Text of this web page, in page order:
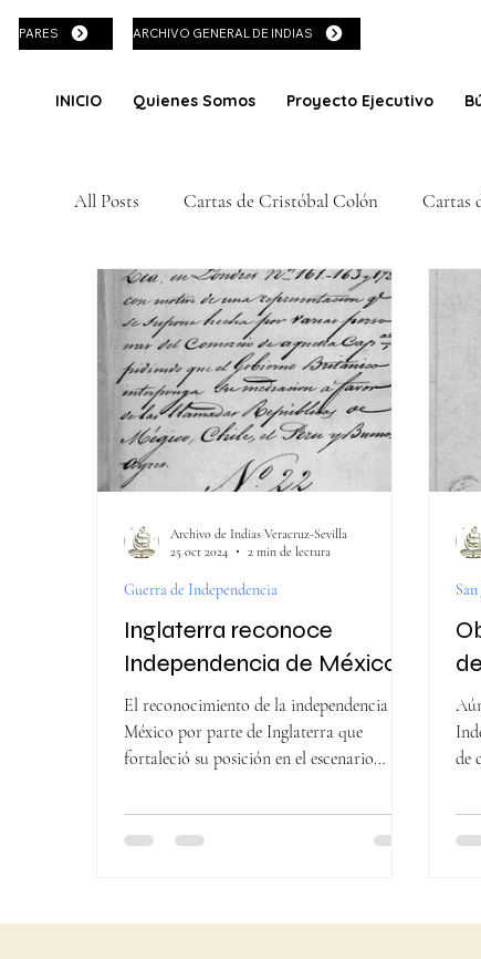
PARES ARCHIVO GENERAL DE INDIAS
INICIO Quienes Somos Proyecto Ejecutivo
All Posts Cartas de Cristóbal Colón Cartas
Cédula Real Española Corsarios contra la
Invasiones Corsarias Arquitectura y
Inglaterra reconoce
Independencia de México
El reconocimiento de la independencia de
México por parte de Inglaterra que
fortaleció su posición en el escenario
Guerra de Independencia
Archivo de Indias Veracruz-Sevilla
25 oct 2024
2 min de lectura
de